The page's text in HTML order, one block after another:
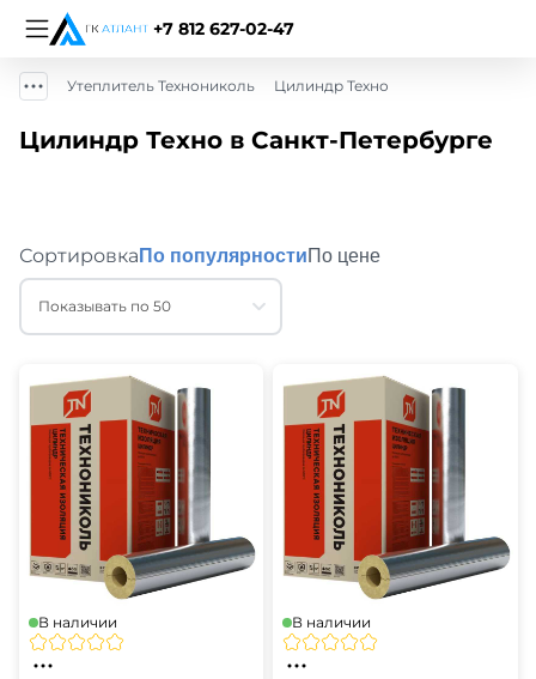
+7 812 627-02-47
Утеплитель Технониколь Цилиндр Техно
Цилиндр Техно в Санкт-Петербурге
Сортировка По популярностиПо цене
Показывать по 50
В наличии В наличии